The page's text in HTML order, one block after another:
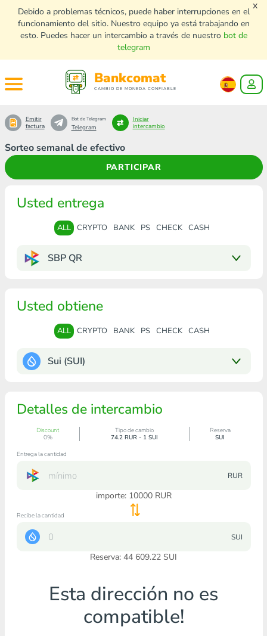
Debido a problemas técnicos, puede haber interrupciones en el
funcionamiento del sitio. Nuestro equipo ya está trabajando en
esto. Puedes hacer un intercambio a través de nuestro bot de
telegram
x
Bankcomat
CAMBIO DE MONEDA CONFIABLE
Sorteo semanal de efectivo
PARTICIPAR
Emitir
factura
Bot de Telegram
Telegram
Iniciar
intercambio
Usted entrega
ALL CRYPTO BANK PS CHECK CASH
SBP QR
Usted obtiene
ALL CRYPTO BANK PS CHECK CASH
Sui (SUI)
Detalles de intercambio
Discount
0%
Tipo de cambio
74.2 RUR - 1 SUI
Reserva
SUI
Entrega la cantidad
RUR
importe: 10000RUR
Recibe la cantidad
SUI
Reserva: 44 609.22 SUI
Esta dirección no es
compatible!